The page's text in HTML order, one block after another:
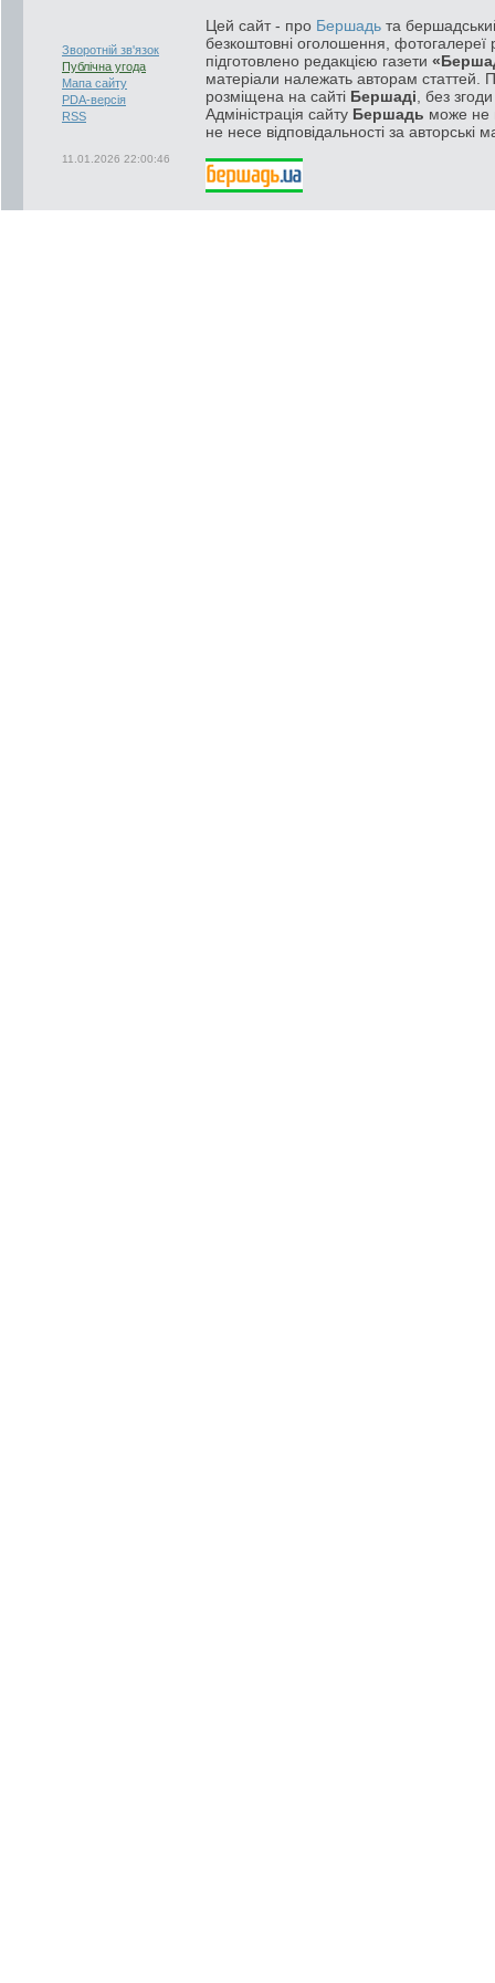
Зворотній зв'язок
Публічна угода
Мапа сайту
PDA-версія
RSS
11.01.2026 22:00:46
Цей сайт - про Бершадь та
безкоштовні оголошення, фотогалереї
підготовлено редакцією газети
матеріали належать авторам статтей.
розміщена на сайті Бершаді , без
Адміністрація сайту Бершадь може не
не несе відповідальності за авторські